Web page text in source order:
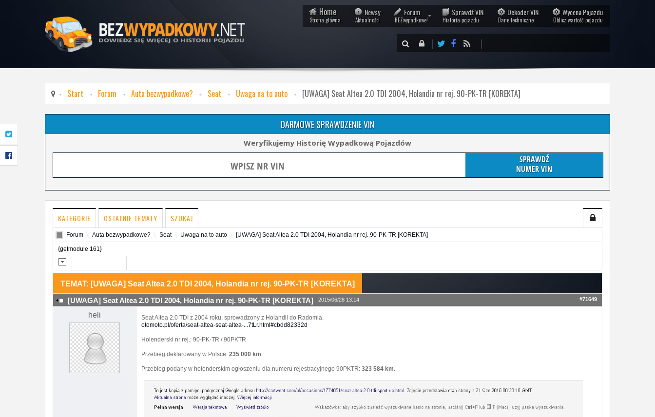
Home
Strona główna
Newsy
Aktualności
Forum
BEZwypadkowe!
Sprawdź VIN
Historia pojazdu
Dekoder VIN
Dane techniczne
Wycena Pojazdu
Oblicz wartość pojazdu
| |
Start Forum Auta bezwypadkowe? Seat Uwaga na to auto [UWAGA] Seat Altea 2.0 TDI 2004, Holandia nr rej. 90-PK-TR [KOREKTA]
DARMOWE SPRAWDZENIE VIN
Weryfikujemy Historię Wypadkową Pojazdów
SPRAWDŹ
NUMER VIN
KATEGORIE OSTATNIE TEMATY SZUKAJ
Forum Auta bezwypadkowe? Seat Uwaga na to auto [UWAGA] Seat Altea 2.0 TDI 2004, Holandia nr rej. 90-PK-TR [KOREKTA]
{getmodule 161}
TEMAT: [UWAGA] Seat Altea 2.0 TDI 2004, Holandia nr rej. 90-PK-TR [KOREKTA]
[UWAGA] Seat Altea 2.0 TDI 2004, Holandia nr rej. 90-PK-TR [KOREKTA] 2015/06/28 13:14 #71649
heli
Seat Altea 2.0 TDI z 2004 roku, sprowadzony z Holandii do Radomia.
otomoto.pl/oferta/seat-altea-seat-altea-...7tLr.html#cbdd82332d
Holenderski nr rej.: 90-PK-TR / 90PKTR
Przebieg deklarowany w Polsce: 235 000 km.
Przebieg podany w holenderskim ogłoszeniu dla numeru rejestracyjnego 90PKTR: 323 584 km.